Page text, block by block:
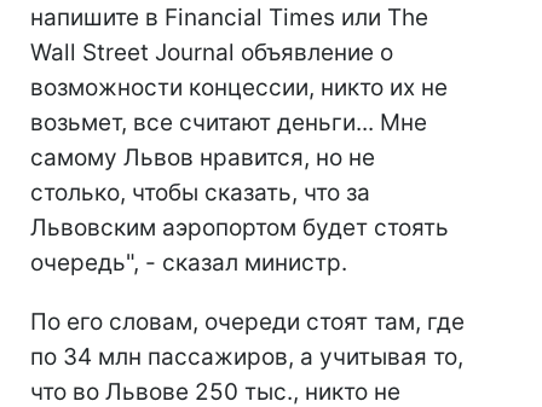
напишите в Financial Times или The
Wall Street Journal объявление о
возможности концессии, никто их не
возьмет, все считают деньги... Мне
самому Львов нравится, но не
столько, чтобы сказать, что за
Львовским аэропортом будет стоять
очередь", - сказал министр.
По его словам, очереди стоят там, где
по 34 млн пассажиров, а учитывая то,
что во Львове 250 тыс., никто не